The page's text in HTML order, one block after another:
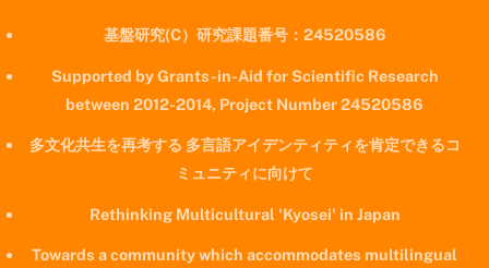
基盤研究(C）研究課題番号：24520586
Supported by Grants-in-Aid for Scientific Research
between 2012-2014, Project Number 24520586
多文化共生を再考する 多言語アイデンティティを肯定できるコ
ミュニティに向けて
Rethinking Multicultural 'Kyosei' in Japan
Towards a community which accommodates multilingual